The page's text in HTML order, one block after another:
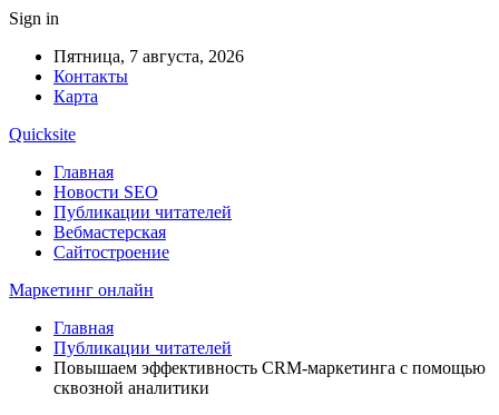
Sign in
Пятница, 7 августа, 2026
Контакты
Карта
Quicksite
Главная
Новости SEO
Публикации читателей
Вебмастерская
Сайтостроение
Маркетинг онлайн
Главная
Публикации читателей
Повышаем эффективность CRM-маркетинга с помощью
сквозной аналитики